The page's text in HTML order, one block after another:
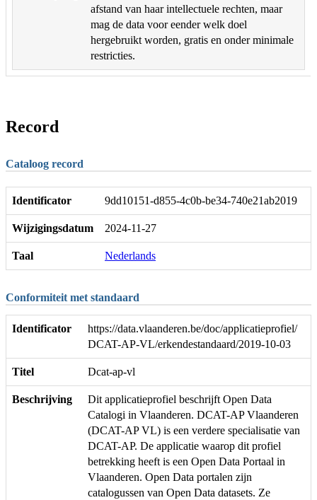
afstand van haar intellectuele rechten, maar
mag de data voor eender welk doel
hergebruikt worden, gratis en onder minimale
restricties.
Record
Cataloog record
Identificator 9dd10151-d855-4c0b-be34-740e21ab2019
Wijzigingsdatum 2024-11-27
Taal Nederlands
Conformiteit met standaard
Identificator
https://data.vlaanderen.be/doc/applicatieprofiel/
DCAT-AP-VL/erkendestandaard/2019-10-03
Titel Dcat-ap-vl
Beschrijving
Dit applicatieprofiel beschrijft Open Data
Catalogi in Vlaanderen. DCAT-AP Vlaanderen
(DCAT-AP VL) is een verdere specialisatie van
DCAT-AP. De applicatie waarop dit profiel
betrekking heeft is een Open Data Portaal in
Vlaanderen. Open Data portalen zijn
catalogussen van Open Data datasets. Ze